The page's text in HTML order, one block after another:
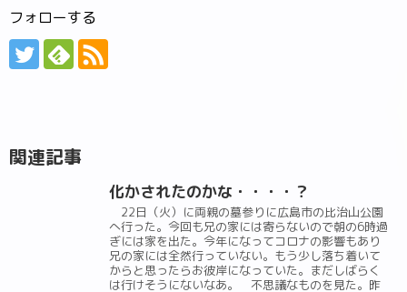
フォローする
関連記事
化かされたのかな・・・・？
22日（火）に両親の墓参りに広島市の比治山公園
へ行った。今回も兄の家には寄らないので朝の6時過
ぎには家を出た。今年になってコロナの影響もあり
兄の家には全然行っていない。もう少し落ち着いて
からと思ったらお彼岸になっていた。まだしばらく
は行けそうにないなあ。 不思議なものを見た。昨